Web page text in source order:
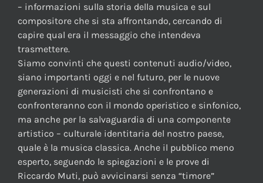
– informazioni sulla storia della musica e sul
compositore che si sta affrontando, cercando di
capire qual era il messaggio che intendeva
trasmettere.
Siamo convinti che questi contenuti audio/video,
siano importanti oggi e nel futuro, per le nuove
generazioni di musicisti che si confrontano e
confronteranno con il mondo operistico e sinfonico,
ma anche per la salvaguardia di una componente
artistico – culturale identitaria del nostro paese,
quale è la musica classica. Anche il pubblico meno
esperto, seguendo le spiegazioni e le prove di
Riccardo Muti, può avvicinarsi senza “timore”